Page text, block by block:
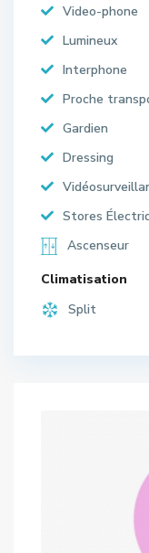
Video-phone
Lumineux
Interphone
Proche
Gardien
Dressing
Stores
Ascenseur
Climatisation
Split